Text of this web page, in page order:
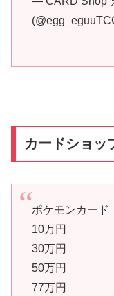
カードショッ
ポケモンカード
10万円
30万円
50万円
77万円